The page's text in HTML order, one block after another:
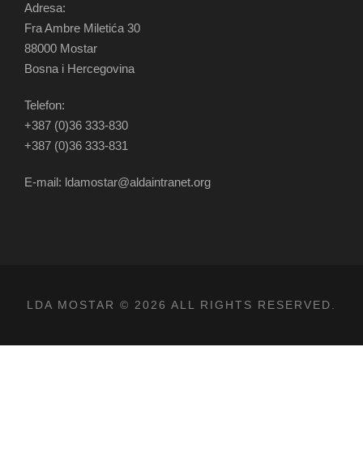
Adresa:
Fra Ambre Miletića 30
88000 Mostar
Bosna i Hercegovina
Telefon:
+387 (0)36 333-830
+387 (0)36 333-831
E-mail: ldamostar@aldaintranet.org
LDA MOSTAR © 2026 ALL RIGHTS RESERVED.